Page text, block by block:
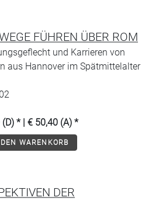
FÜHREN ÜBER ROM
und Karrieren von
aus Hannover im Spätmittelalter
* | € 50,40 (A) *
WARENKORB
DER